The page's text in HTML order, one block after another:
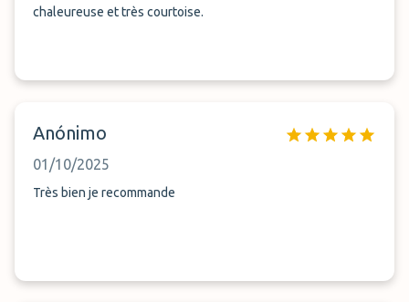
chaleureuse et très courtoise.
Anónimo
01/10/2025
Très bien je recommande